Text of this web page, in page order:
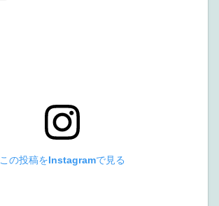
この投稿をInstagramで見る